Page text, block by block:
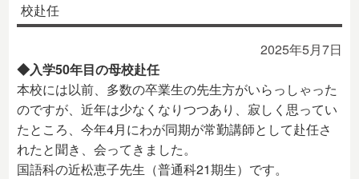
校赴任
2025年5月7日
◆入学50年目の母校赴任
本校には以前、多数の卒業生の先生方がいらっしゃった
のですが、近年は少なくなりつつあり、寂しく思ってい
たところ、今年4月にわが同期が常勤講師として赴任さ
れたと聞き、会ってきました。
国語科の近松恵子先生（普通科21期生）です。